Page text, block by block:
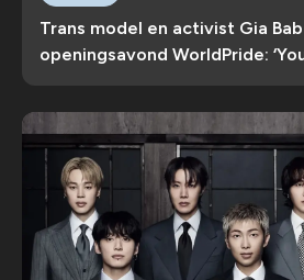
Trans model en activist Gia
openingsavond WorldPride: